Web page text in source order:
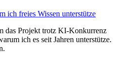
ich freies Wissen unterstütze
das Projekt trotz KI-Konkurrenz
ich es seit Jahren unterstütze.